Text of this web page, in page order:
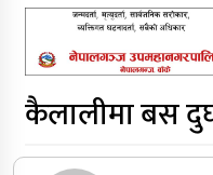
कैलालीमा बस